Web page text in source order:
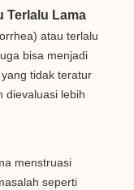
Terlalu Lama
atau terlalu
bisa menjadi
tidak teratur
dievaluasi lebih
menstruasi
seperti